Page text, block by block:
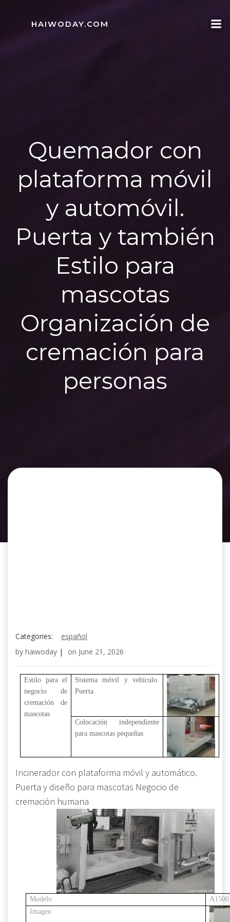
HAIWODAY.COM
Quemador con
plataforma móvil
y automóvil.
Puerta y también
Estilo para
mascotas
Organización de
cremación para
personas
Categories:
español
by haiwoday | on June 21, 2026
Estilo para el
negocio de
cremación de
mascotas
Sistema móvil y vehículo.
Puerta
Colocación independiente
para mascotas pequeñas
Incinerador con plataforma móvil y automático.
Puerta y diseño para mascotas Negocio de
cremación humana
Modelo
A1500
Imagen